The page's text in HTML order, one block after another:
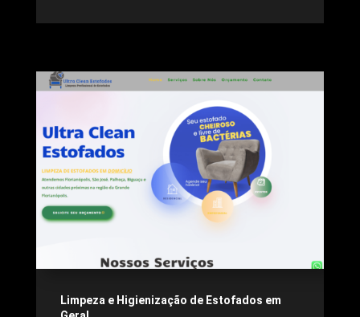
Limpeza e Higienização de Estofados em